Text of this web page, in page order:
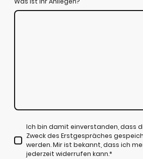
Ich bin damit einverstanden, dass
Zweck des Erstgespräches
werden. Mir ist bekannt, dass ich
jederzeit widerrufen kann.*